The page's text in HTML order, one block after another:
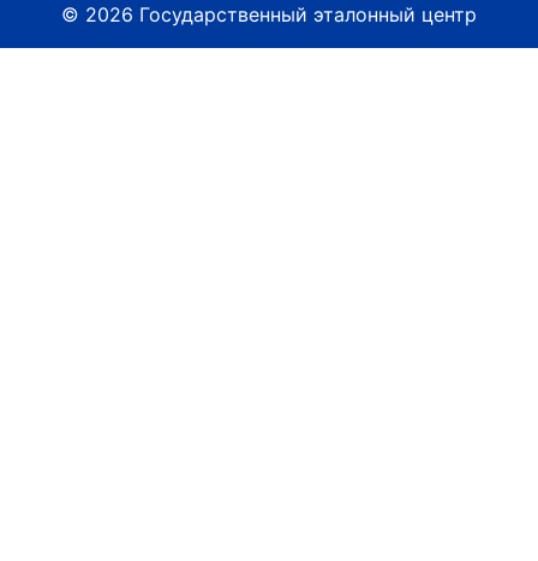
© 2026 Государственный эталонный центр